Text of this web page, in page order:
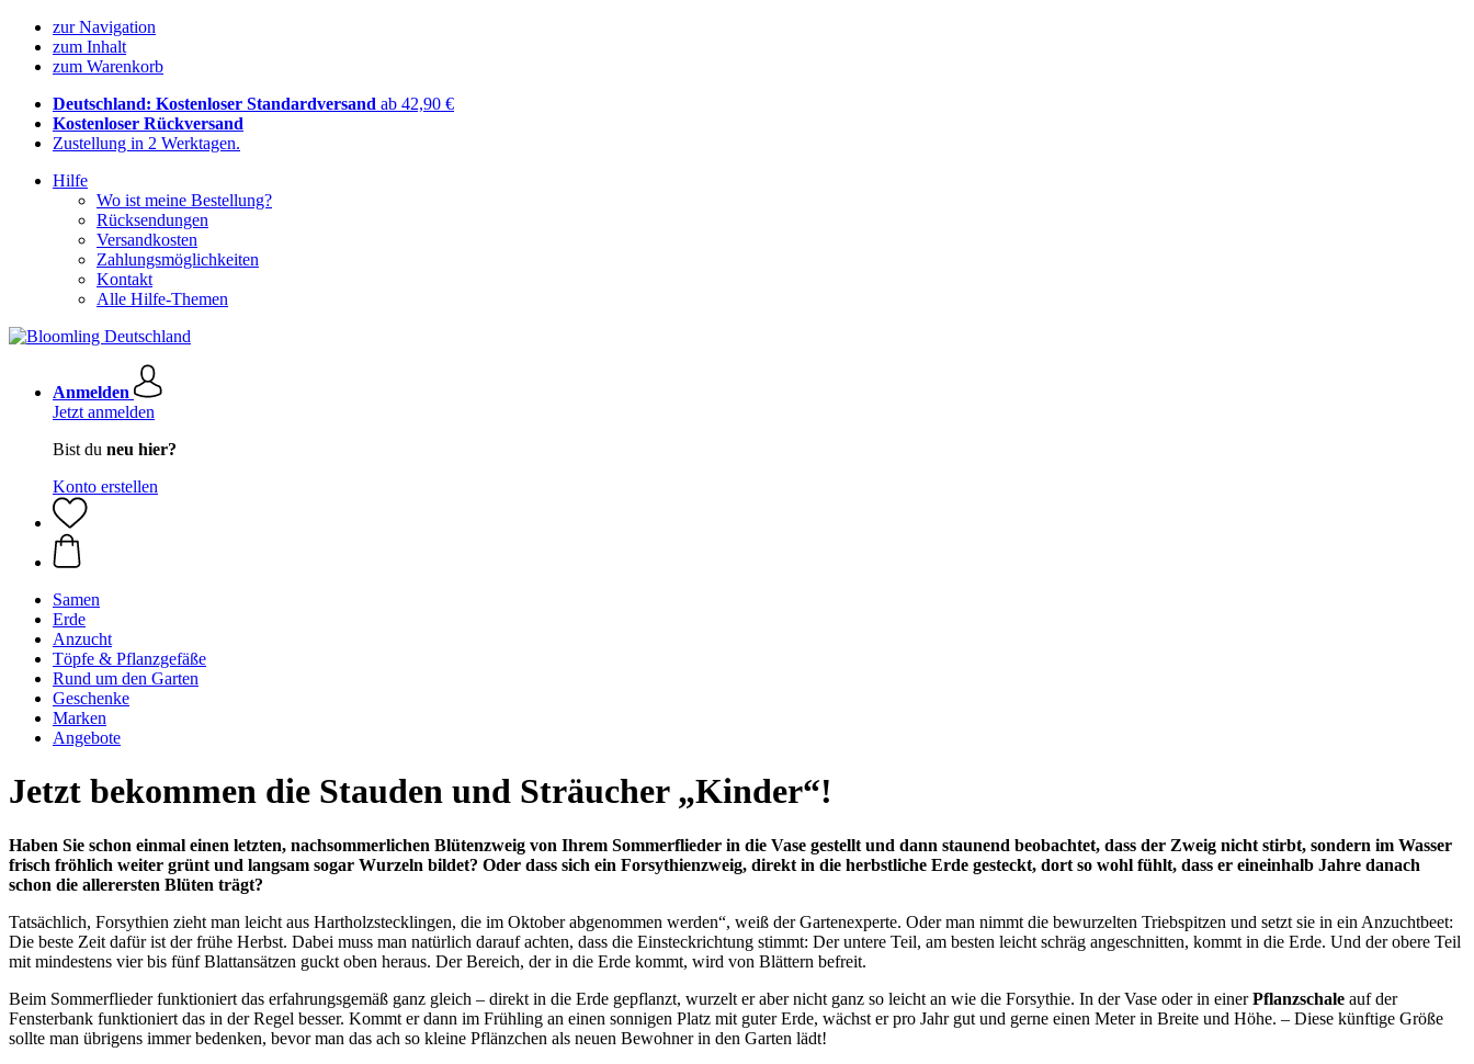
zur Navigation
zum Inhalt
zum Warenkorb
Deutschland: Kostenloser Standardversand ab 42,90 €
Kostenloser Rückversand
Zustellung in 2 Werktagen.
Hilfe
Wo ist meine Bestellung?
Rücksendungen
Versandkosten
Zahlungsmöglichkeiten
Kontakt
Alle Hilfe-Themen
Anmelden
Jetzt anmelden
Bist du neu hier?
Konto erstellen
Samen
Erde
Anzucht
Töpfe & Pflanzgefäße
Rund um den Garten
Geschenke
Marken
Angebote
Jetzt bekommen die Stauden und Sträucher „Kinder“!
Haben Sie schon einmal einen letzten, nachsommerlichen Blütenzweig von Ihrem Sommerflieder in die Vase gestellt und dann staunend beobachtet, dass der Zweig nicht stirbt, sondern im Wasser
frisch fröhlich weiter grünt und langsam sogar Wurzeln bildet? Oder dass sich ein Forsythienzweig, direkt in die herbstliche Erde gesteckt, dort so wohl fühlt, dass er eineinhalb Jahre danach
schon die allerersten Blüten trägt?
Tatsächlich, Forsythien zieht man leicht aus Hartholzstecklingen, die im Oktober abgenommen werden“, weiß der Gartenexperte. Oder man nimmt die bewurzelten Triebspitzen und setzt sie in ein Anzuchtbeet:
Die beste Zeit dafür ist der frühe Herbst. Dabei muss man natürlich darauf achten, dass die Einsteckrichtung stimmt: Der untere Teil, am besten leicht schräg angeschnitten, kommt in die Erde. Und der obere Teil
mit mindestens vier bis fünf Blattansätzen guckt oben heraus. Der Bereich, der in die Erde kommt, wird von Blättern befreit.
Beim Sommerflieder funktioniert das erfahrungsgemäß ganz gleich – direkt in die Erde gepflanzt, wurzelt er aber nicht ganz so leicht an wie die Forsythie. In der Vase oder in einerPflanzschale auf der
Fensterbank funktioniert das in der Regel besser. Kommt er dann im Frühling an einen sonnigen Platz mit guter Erde, wächst er pro Jahr gut und gerne einen Meter in Breite und Höhe. – Diese künftige Größe
sollte man übrigens immer bedenken, bevor man das ach so kleine Pflänzchen als neuen Bewohner in den Garten lädt!